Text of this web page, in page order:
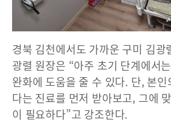
경북 김천에서도 가까운 구미 김광
광렬 원장은 “아주 초기 단계에서
완화에 도움을 줄 수 있다. 단, 본
다는 진료를 먼저 받아보고, 그에
이 필요하다”고 강조한다.